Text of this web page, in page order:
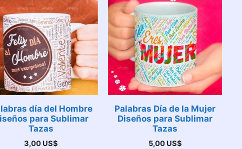
día del Hombre
para Sublimar
Tazas
3,00 US$
Palabras Día de la Mujer
Diseños para Sublimar
Tazas
5,00 US$